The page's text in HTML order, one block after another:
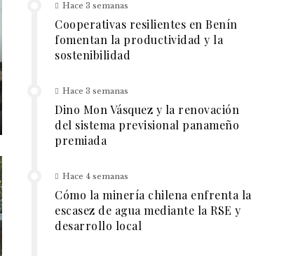
Hace 3 semanas
Cooperativas resilientes en Benín
fomentan la productividad y la
sostenibilidad
Hace 3 semanas
Dino Mon Vásquez y la renovación
del sistema previsional panameño
premiada
Hace 4 semanas
Cómo la minería chilena enfrenta la
escasez de agua mediante la RSE y
desarrollo local